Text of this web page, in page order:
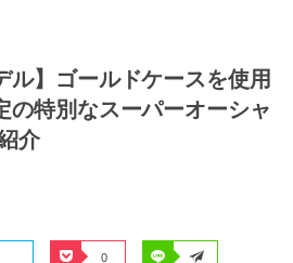
ル】ゴールドケースを使用
の特別なスーパーオーシャ
介
0